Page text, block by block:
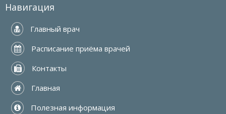
Навигация
Главный врач
Расписание приёма врачей
Контакты
Главная
Полезная информация